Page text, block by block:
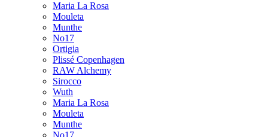
Maria La Rosa
Mouleta
Munthe
No17
Ortigia
Plissé Copenhagen
RAW Alchemy
Sirocco
Wuth
Maria La Rosa
Mouleta
Munthe